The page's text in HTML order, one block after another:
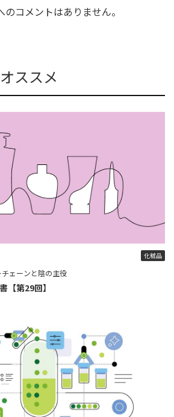
のコメントはありません。
ススメ
化粧品
ェーンと陰の主役
【第29回】